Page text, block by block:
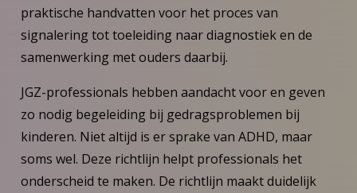
praktische handvatten voor het proces van
signalering tot toeleiding naar diagnostiek en de
samenwerking met ouders daarbij.
JGZ-professionals hebben aandacht voor en geven
zo nodig begeleiding bij gedragsproblemen bij
kinderen. Niet altijd is er sprake van ADHD, maar
soms wel. Deze richtlijn helpt professionals het
onderscheid te maken. De richtlijn maakt duidelijk